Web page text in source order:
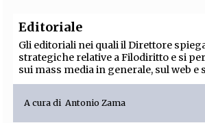
Editoriale
Gli editoriali nei quali il Direttore
strategiche relative a Filodiritto e si
sui mass media in generale, sul web e
A cura diAntonio Zama